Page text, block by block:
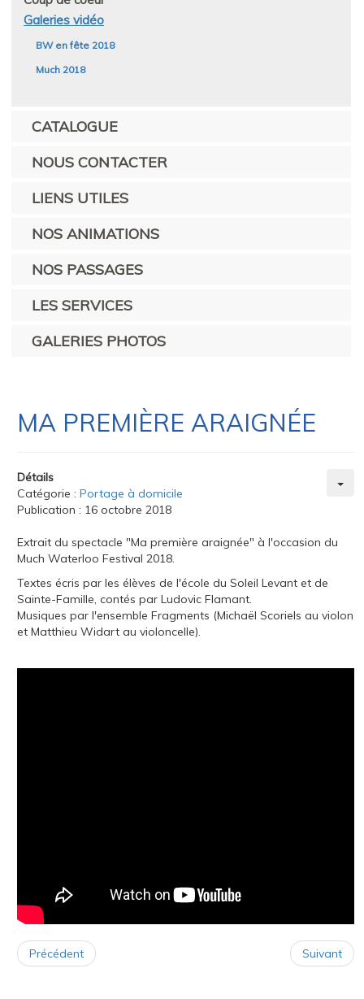
Galeries vidéo
BW en fête 2018
Much 2018
CATALOGUE
NOUS CONTACTER
LIENS UTILES
NOS ANIMATIONS
NOS PASSAGES
LES SERVICES
GALERIES PHOTOS
MA PREMIÈRE ARAIGNÉE
Détails
Catégorie : Portage à domicile
Publication : 16 octobre 2018
Extrait du spectacle "Ma première araignée" à l'occasion du
Much Waterloo Festival 2018.
Textes écris par les élèves de l'école du Soleil Levant et de
Sainte-Famille, contés par Ludovic Flamant.
Musiques par l'ensemble Fragments (Michaël Scoriels au violon
et Matthieu Widart au violoncelle).
Précédent Suivant